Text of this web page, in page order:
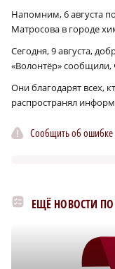
Напомним, 6 августа
Матросова в городе
Сегодня, 9 августа,
«Волонтёр»
Они благодарят всех,
распространял
Сообщить об ошибке
ЕЩЁ НОВОСТИ